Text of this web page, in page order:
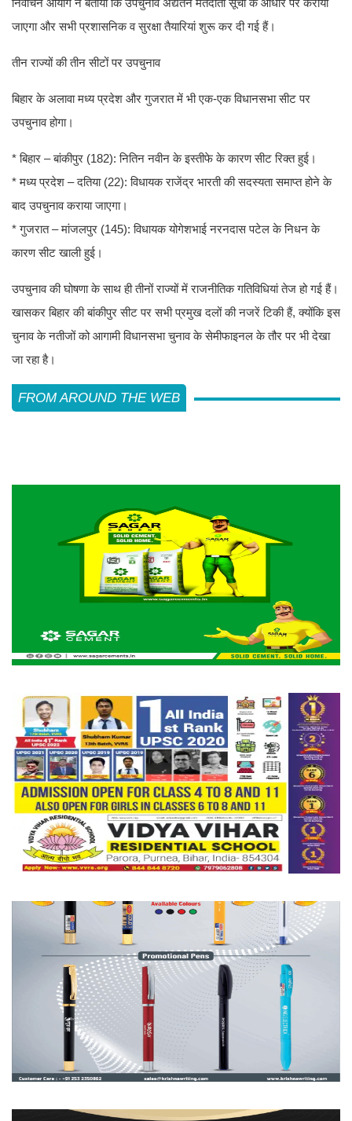
निर्वाचन आयोग ने बताया कि उपचुनाव अद्यतन मतदाता सूची के आधार पर कराया
जाएगा और सभी प्रशासनिक व सुरक्षा तैयारियां शुरू कर दी गई हैं।
तीन राज्यों की तीन सीटों पर उपचुनाव
बिहार के अलावा मध्य प्रदेश और गुजरात में भी एक-एक विधानसभा सीट पर
उपचुनाव होगा।
* बिहार – बांकीपुर (182): नितिन नवीन के इस्तीफे के कारण सीट रिक्त हुई।
* मध्य प्रदेश – दतिया (22): विधायक राजेंद्र भारती की सदस्यता समाप्त होने के
बाद उपचुनाव कराया जाएगा।
* गुजरात – मांजलपुर (145): विधायक योगेशभाई नरनदास पटेल के निधन के
कारण सीट खाली हुई।
उपचुनाव की घोषणा के साथ ही तीनों राज्यों में राजनीतिक गतिविधियां तेज हो गई हैं।
खासकर बिहार की बांकीपुर सीट पर सभी प्रमुख दलों की नजरें टिकी हैं, क्योंकि इस
चुनाव के नतीजों को आगामी विधानसभा चुनाव के सेमीफाइनल के तौर पर भी देखा
जा रहा है।
FROM AROUND THE WEB